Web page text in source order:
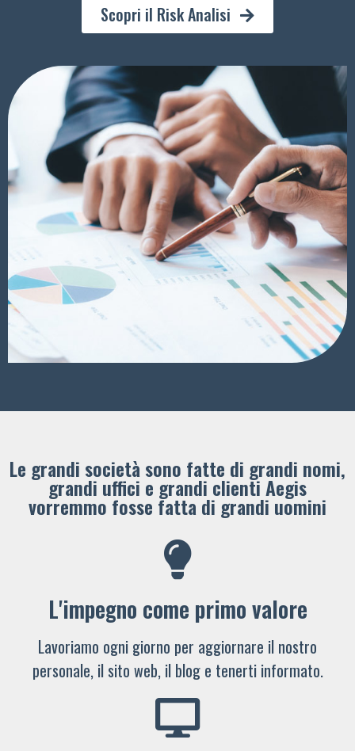
Scopri il Risk Analisi
Le grandi società sono fatte di grandi nomi,
grandi uffici e grandi clienti ​Aegis
vorremmo fosse fatta di grandi uomini
L'impegno come primo valore
Lavoriamo ogni giorno per aggiornare il nostro
personale, il sito web, il blog e tenerti informato.